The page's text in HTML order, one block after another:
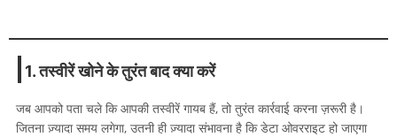
1. तस्वीरें खोने के तुरंत बाद क्या करें
जब आपको पता चले कि आपकी तस्वीरें गायब हैं, तो तुरंत कार्रवाई करना ज़रूरी है।
जितना ज़्यादा समय लगेगा, उतनी ही ज़्यादा संभावना है कि डेटा ओवरराइट हो जाएगा